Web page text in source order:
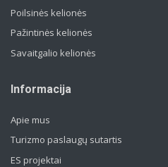
Poilsinės kelionės
Pažintinės kelionės
Savaitgalio kelionės
Informacija
Apie mus
Turizmo paslaugų sutartis
ES projektai